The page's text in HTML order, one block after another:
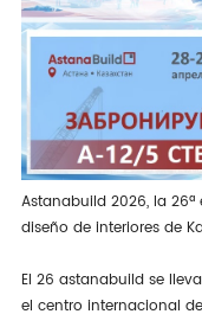
Astanabuild 2026, la 26ª exposición internacional de arquitectura y
diseño de interiores de
El 26 astanabuild se
el centro internacional